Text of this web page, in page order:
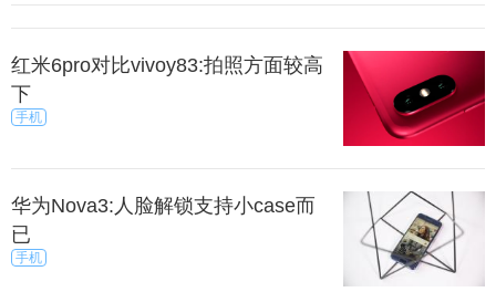
红米6pro对比vivoy83:拍照方面较高
下
手机
华为Nova3:人脸解锁支持小case而
已
手机